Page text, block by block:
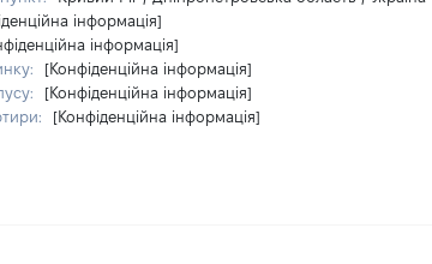
інформація]
інформація]
[Конфіденційна інформація]
[Конфіденційна інформація]
[Конфіденційна інформація]